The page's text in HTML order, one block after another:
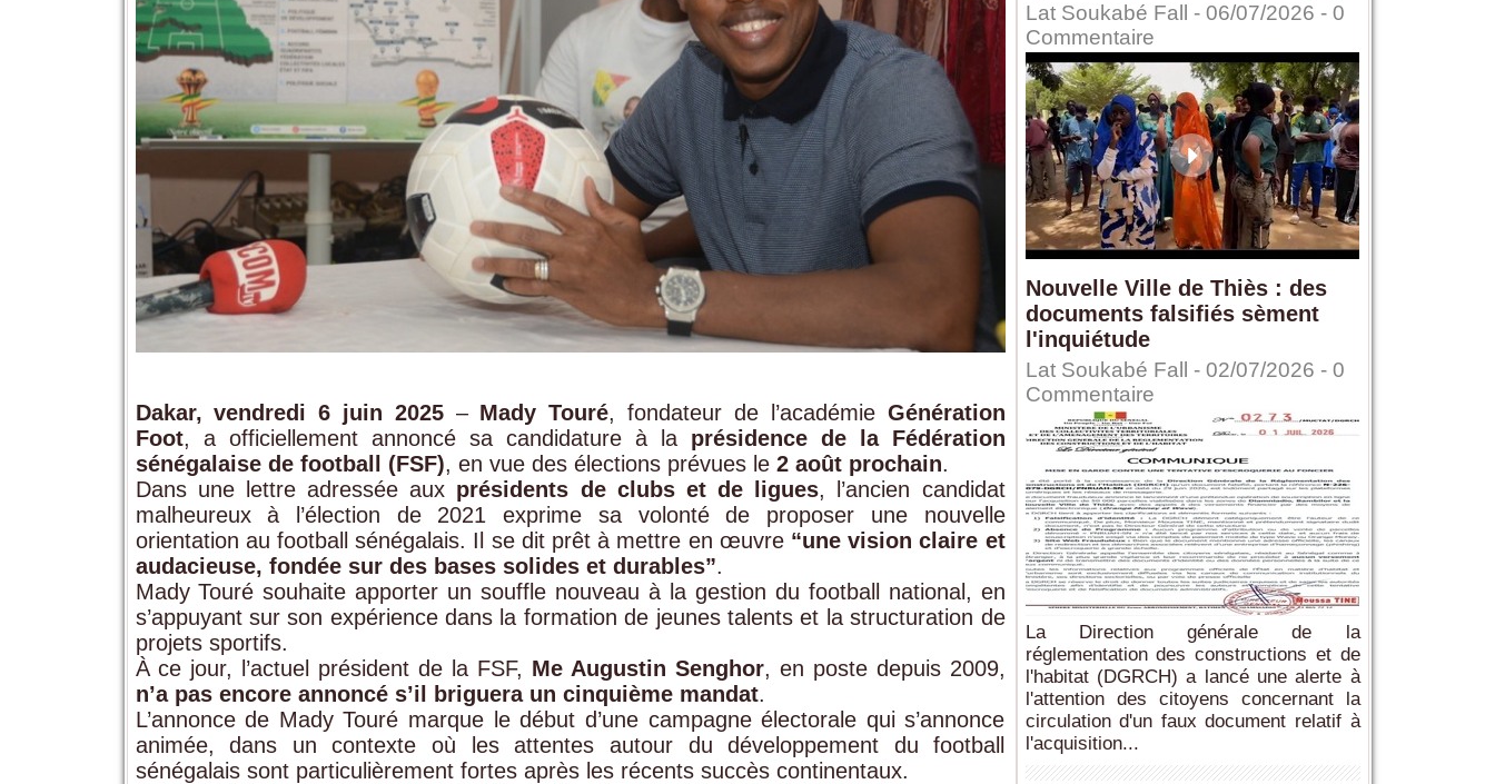
Dakar, vendredi 6 juin 2025– Mady Touré, fondateur de l’académie Génération
Foot, a officiellement annoncé sa candidature à la présidence de la Fédération
sénégalaise de football (FSF), en vue des élections prévues le 2 août prochain.
Dans une lettre adressée aux présidents de clubs et de ligues, l’ancien candidat
malheureux à l’élection de 2021 exprime sa volonté de proposer une nouvelle
orientation au football sénégalais. Il se dit prêt à mettre en œuvre “une vision claire et
audacieuse, fondée sur des bases solides et durables”.
Mady Touré souhaite apporter un souffle nouveau à la gestion du football national, en
s’appuyant sur son expérience dans la formation de jeunes talents et la structuration de
projets sportifs.
À ce jour, l’actuel président de la FSF, Me Augustin Senghor, en poste depuis 2009,
n’a pas encore annoncé s’il briguera un cinquième mandat.
L’annonce de Mady Touré marque le début d’une campagne électorale qui s’annonce
animée, dans un contexte où les attentes autour du développement du football
sénégalais sont particulièrement fortes après les récents succès continentaux.
Lat Soukabé Fall - 06/07/2026 - 0
Commentaire
Nouvelle Ville de Thiès : des
documents falsifiés sèment
l'inquiétude
Lat Soukabé Fall - 02/07/2026 - 0
Commentaire
La Direction générale de la
réglementation des constructions et de
l'habitat (DGRCH) a lancé une alerte à
l'attention des citoyens concernant la
circulation d'un faux document relatif à
l'acquisition...